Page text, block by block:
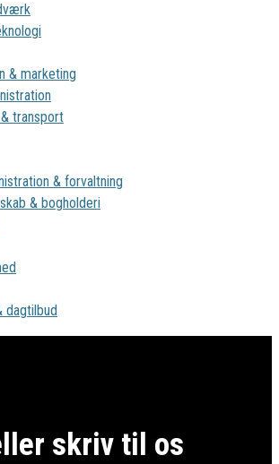
& marketing
transport
& forvaltning
& bogholderi
dagtilbud
skriv til os